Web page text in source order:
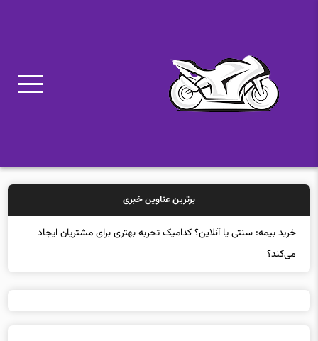
برترین عناوین خبری
خرید بیم